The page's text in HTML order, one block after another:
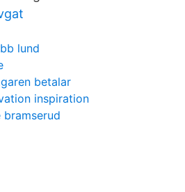
lund
betalar
inspiration
bramserud